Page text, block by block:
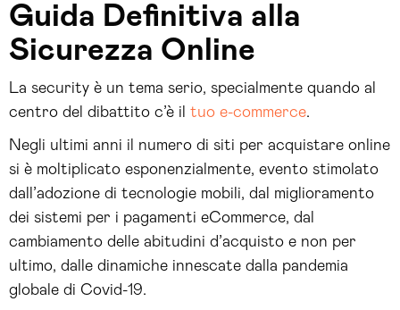
Guida Definitiva alla
Sicurezza Online
La security è un tema serio, specialmente quando al
centro del dibattito c’è il tuo e-commerce.
Negli ultimi anni il numero di siti per acquistare online
si è moltiplicato esponenzialmente, evento stimolato
dall’adozione di tecnologie mobili, dal miglioramento
dei sistemi per i pagamenti eCommerce, dal
cambiamento delle abitudini d’acquisto e non per
ultimo, dalle dinamiche innescate dalla pandemia
globale di Covid-19.